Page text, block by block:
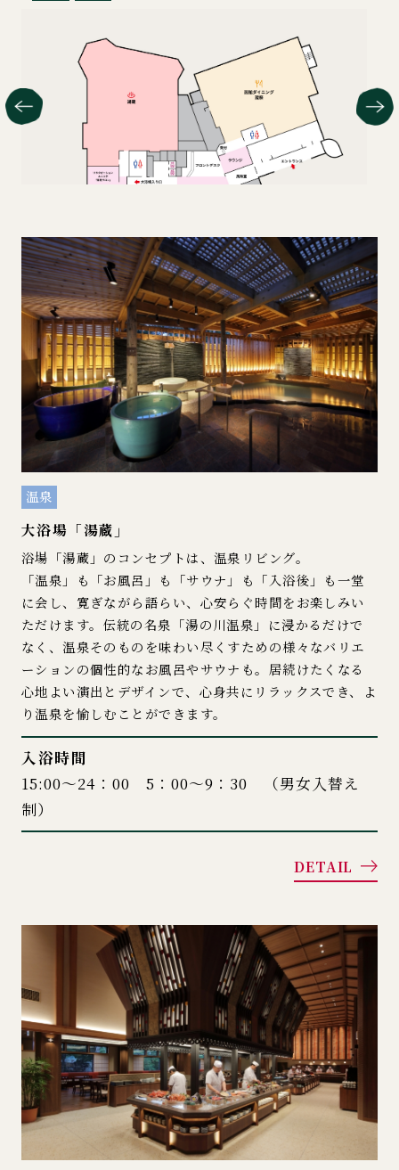
温泉
大浴場「湯蔵」
浴場「湯蔵」のコンセプトは、温泉リビング。
「温泉」も「お風呂」も「サウナ」も「入浴後」も一堂
に会し、寛ぎながら語らい、心安らぐ時間をお楽しみい
ただけます。伝統の名泉「湯の川温泉」に浸かるだけで
なく、温泉そのものを味わい尽くすための様々なバリエ
ーションの個性的なお風呂やサウナも。居続けたくなる
心地よい演出とデザインで、心身共にリラックスでき、よ
り温泉を愉しむことができます。
入浴時間
15:00～24：00 5：00～9：30 （男女入替え
制）
DETAIL